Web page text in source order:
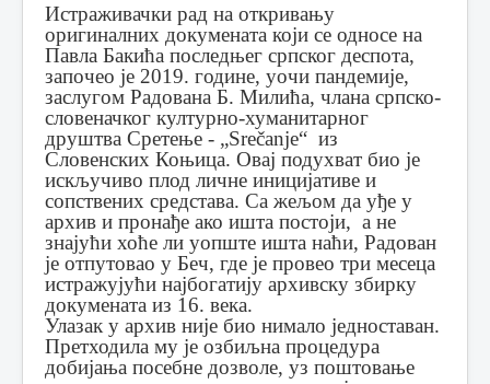
Истраживачки рад на откривању
оригиналних докумената који се односе на
Павла Бакића последњег српског деспота,
започео је 2019. године, уочи пандемије,
заслугом Радована Б. Милића, члана српско-
словеначког културно-хуманитарног
друштва Сретење - „Srečanje“ из
Словенских Коњица. Овај подухват био је
искључиво плод личне иницијативе и
сопствених средстава. Са жељом да уђе у
архив и пронађе ако ишта постоји, а не
знајући хоће ли уопште ишта наћи, Радован
је отпутовао у Беч, где је провео три месеца
истражујући најбогатију архивску збирку
докумената из 16. века.
Улазак у архив није био нимало једноставан.
Претходила му је озбиљна процедура
добијања посебне дозволе, уз поштовање